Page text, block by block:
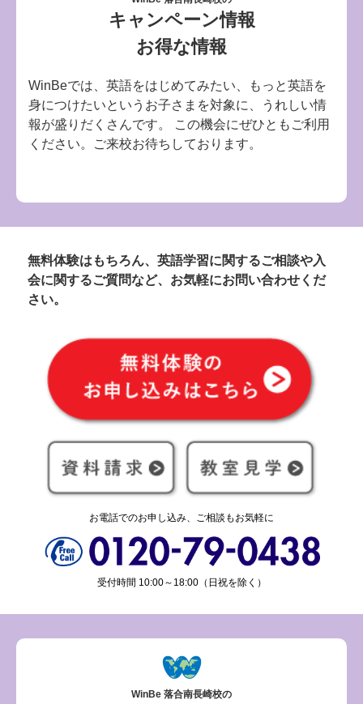
キャンペーン情報
お得な情報
WinBeでは、英語をはじめてみたい、もっと英語を
身につけたいというお子さまを対象に、うれしい情
報が盛りだくさんです。 この機会にぜひともご利用
ください。ご来校お待ちしております。
無料体験はもちろん、英語学習に関するご相談や入
会に関するご質問など、お気軽にお問い合わせくだ
さい。
お電話でのお申し込み、ご相談もお気軽に
受付時間 10:00～18:00（日祝を除く）
WinBe 落合南長崎校の